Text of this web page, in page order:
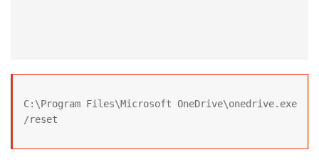
C:\Program Files\Microsoft OneDrive\onedrive.exe
/reset